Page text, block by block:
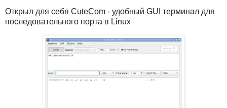
Открыл для себя CuteCom - удобный GUI терминал для
последовательного порта в Linux